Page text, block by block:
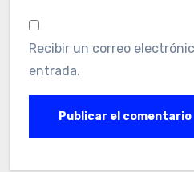
Recibir un correo
entrada.